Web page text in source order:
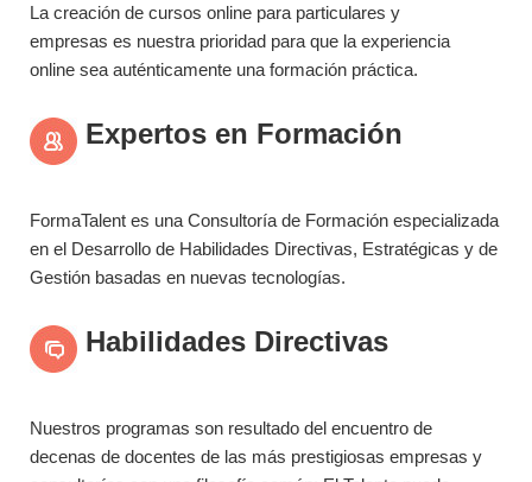
La creación de cursos online para particulares y
empresas es nuestra prioridad para que la experiencia
online sea auténticamente una formación práctica.
Expertos en Formación
FormaTalent es una Consultoría de Formación especializada
en el Desarrollo de Habilidades Directivas, Estratégicas y de
Gestión basadas en nuevas tecnologías.
Habilidades Directivas
Nuestros programas son resultado del encuentro de
decenas de docentes de las más prestigiosas empresas y